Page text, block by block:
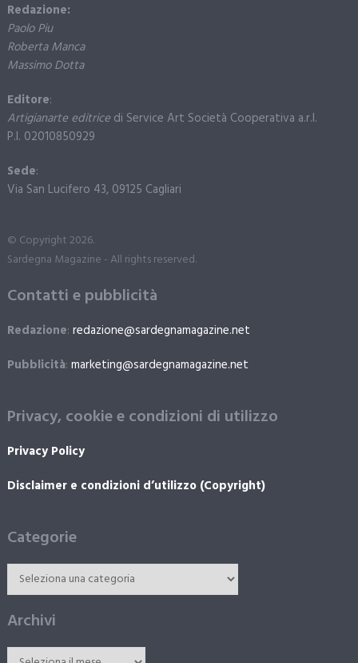
Redazione:
Paolo Piu
Roberta Manca
Massimo Dotta
Editore:
Artigianarte editricedi Service Art Società Cooperativa a.r.l.
P.I. 02010850929
Sede:
Via San Lucifero 43, 09125 Cagliari
© Copyright 2026.
Sardegna Magazine - All rights reserved.
Contatti e pubblicità
Redazione: redazione@sardegnamagazine.net
Pubblicità: marketing@sardegnamagazine.net
Privacy, cookie e condizioni di utilizzo
Privacy Policy
Disclaimer e condizioni d’utilizzo (Copyright)
Categorie
Archivi